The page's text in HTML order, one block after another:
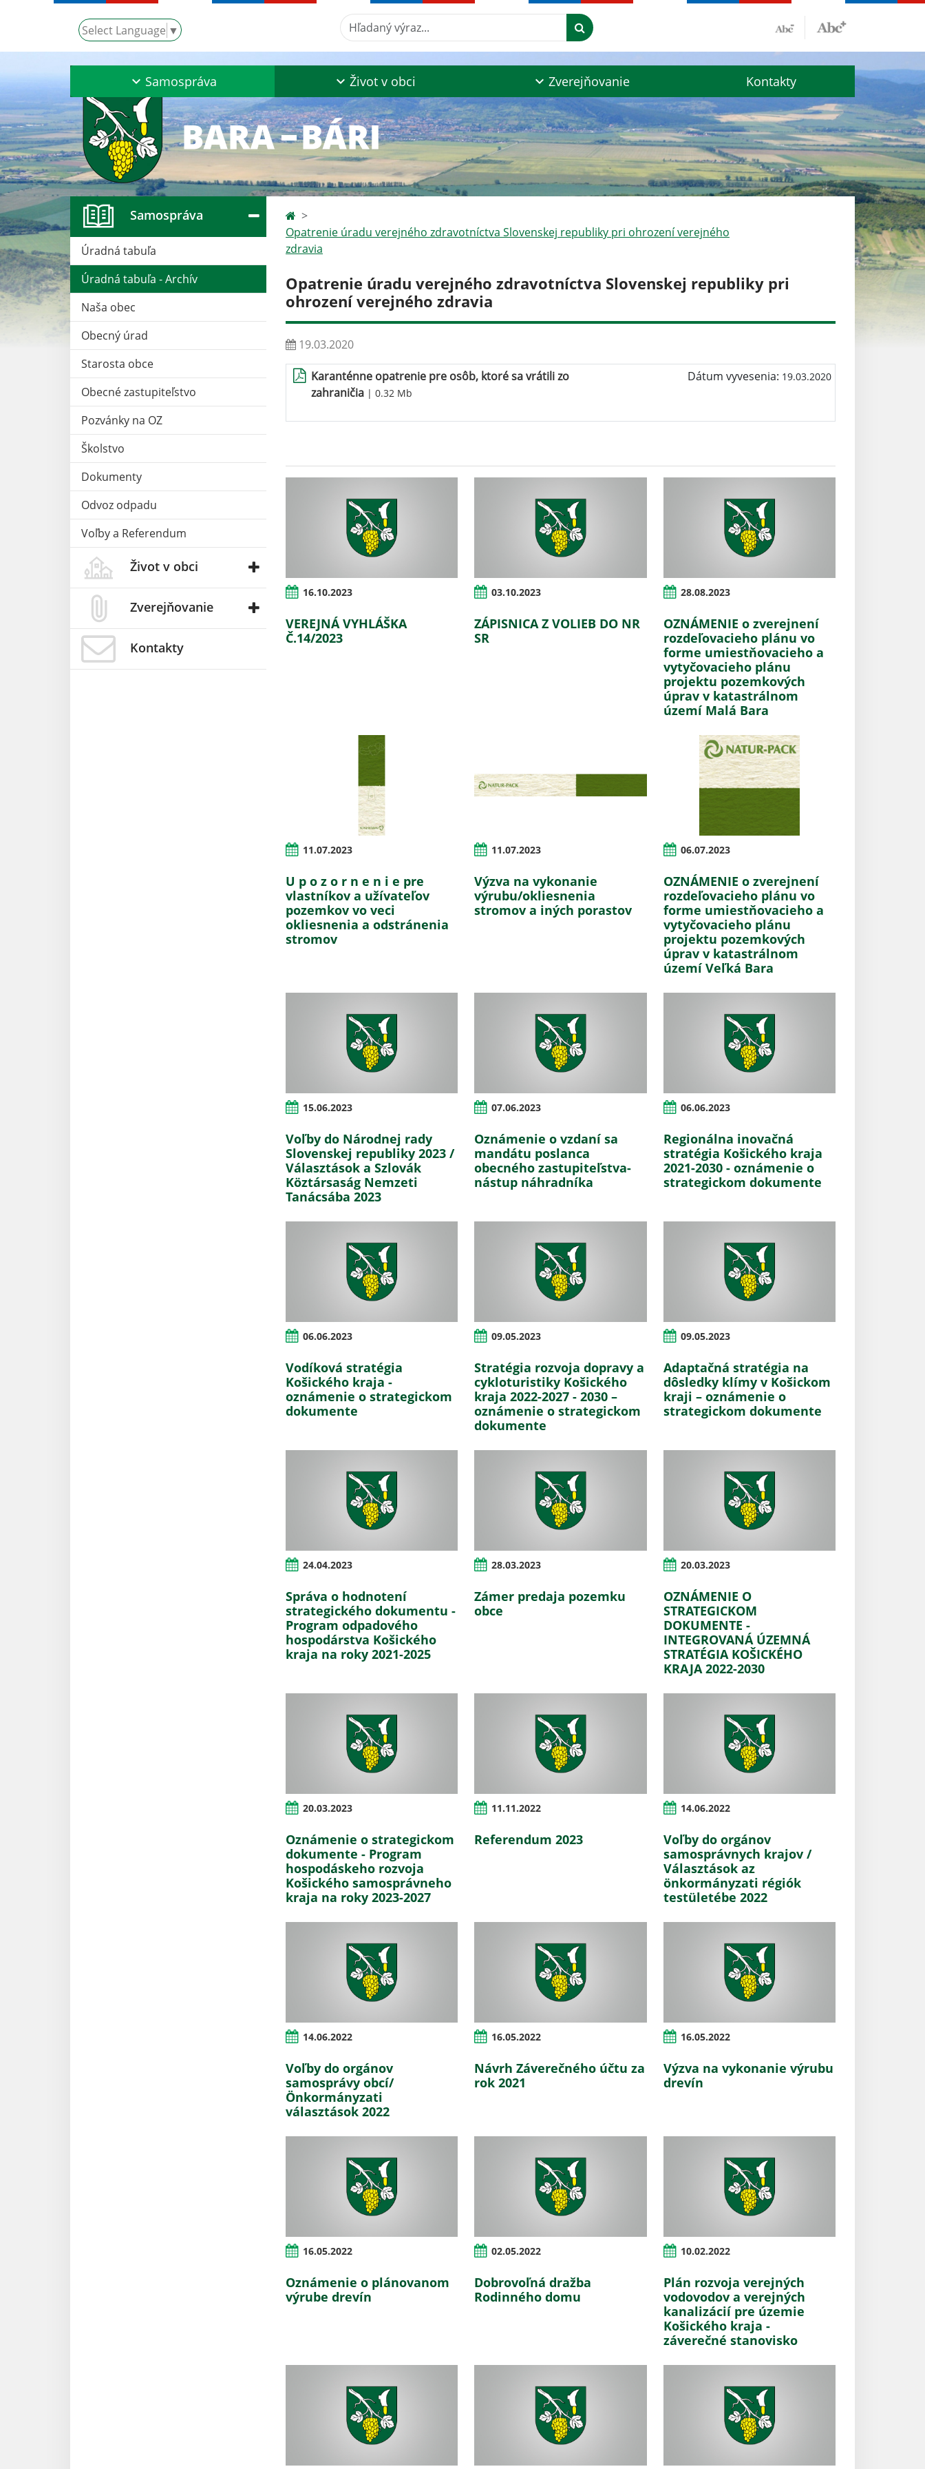
Select Language ▼
Hľadaný výraz...
Samospráva Život v obci Zverejňovanie Kontakty
Samospráva
Úradná tabuľa
Úradná tabuľa - Archív
Naša obec
Obecný úrad
Starosta obce
Obecné zastupiteľstvo
Pozvánky na OZ
Školstvo
Dokumenty
Odvoz odpadu
Voľby a Referendum
Život v obci
Zverejňovanie
Kontakty
Opatrenie úradu verejného zdravotníctva Slovenskej republiky pri ohrození verejného
zdravia
Opatrenie úradu verejného zdravotníctva Slovenskej republiky pri
ohrození verejného zdravia
19.03.2020
Karanténne opatrenie pre osôb, ktoré sa vrátili zo
zahraničia | 0.32 Mb
Dátum vyvesenia: 19.03.2020
16.10.2023
VEREJNÁ VYHLÁŠKA
Č.14/2023
03.10.2023
ZÁPISNICA Z VOLIEB DO NR
SR
28.08.2023
OZNÁMENIE o zverejnení
rozdeľovacieho plánu vo
forme umiestňovacieho a
vytyčovacieho plánu
projektu pozemkových
úprav v katastrálnom
území Malá Bara
11.07.2023
U p o z o r n e n i e pre
vlastníkov a užívateľov
pozemkov vo veci
okliesnenia a odstránenia
stromov
11.07.2023
Výzva na vykonanie
výrubu/okliesnenia
stromov a iných porastov
06.07.2023
OZNÁMENIE o zverejnení
rozdeľovacieho plánu vo
forme umiestňovacieho a
vytyčovacieho plánu
projektu pozemkových
úprav v katastrálnom
území Veľká Bara
15.06.2023
Voľby do Národnej rady
Slovenskej republiky 2023 /
Választások a Szlovák
Köztársaság Nemzeti
Tanácsába 2023
07.06.2023
Oznámenie o vzdaní sa
mandátu poslanca
obecného zastupiteľstva-
nástup náhradníka
06.06.2023
Regionálna inovačná
stratégia Košického kraja
2021-2030 - oznámenie o
strategickom dokumente
06.06.2023
Vodíková stratégia
Košického kraja -
oznámenie o strategickom
dokumente
09.05.2023
Stratégia rozvoja dopravy a
cykloturistiky Košického
kraja 2022-2027 - 2030 –
oznámenie o strategickom
dokumente
09.05.2023
Adaptačná stratégia na
dôsledky klímy v Košickom
kraji – oznámenie o
strategickom dokumente
24.04.2023
Správa o hodnotení
strategického dokumentu -
Program odpadového
hospodárstva Košického
kraja na roky 2021-2025
28.03.2023
Zámer predaja pozemku
obce
20.03.2023
OZNÁMENIE O
STRATEGICKOM
DOKUMENTE -
INTEGROVANÁ ÚZEMNÁ
STRATÉGIA KOŠICKÉHO
KRAJA 2022-2030
20.03.2023
Oznámenie o strategickom
dokumente - Program
hospodáskeho rozvoja
Košického samosprávneho
kraja na roky 2023-2027
11.11.2022
Referendum 2023
14.06.2022
Voľby do orgánov
samosprávnych krajov /
Választások az
önkormányzati régiók
testületébe 2022
14.06.2022
Voľby do orgánov
samosprávy obcí/
Önkormányzati
választások 2022
16.05.2022
Návrh Záverečného účtu za
rok 2021
16.05.2022
Výzva na vykonanie výrubu
drevín
16.05.2022
Oznámenie o plánovanom
výrube drevín
02.05.2022
Dobrovoľná dražba
Rodinného domu
10.02.2022
Plán rozvoja verejných
vodovodov a verejných
kanalizácií pre územie
Košického kraja -
záverečné stanovisko